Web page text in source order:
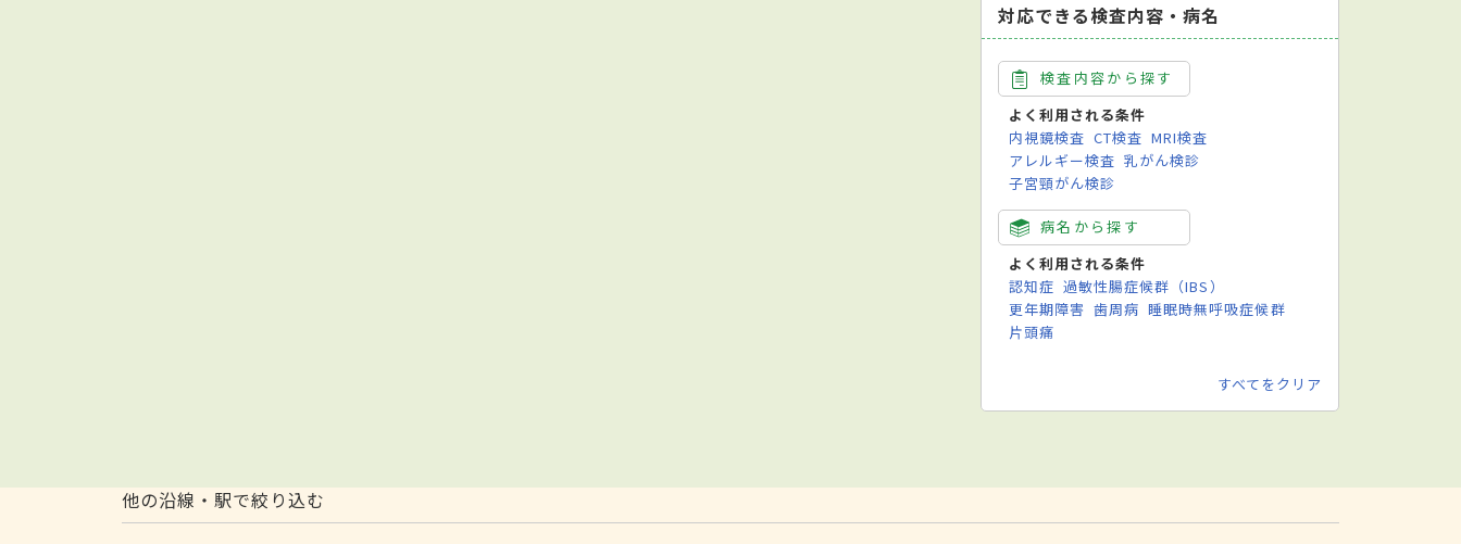
対応できる検査内容・病名
検査内容から探す
よく利用される条件
内視鏡検査 CT検査 MRI検査
アレルギー検査 乳がん検診
子宮頸がん検診
病名から探す
よく利用される条件
認知症 過敏性腸症候群（IBS）
更年期障害 歯周病 睡眠時無呼吸症候群
片頭痛
すべてをクリア
他の沿線・駅で絞り込む